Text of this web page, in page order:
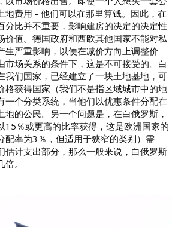
地费用 - 他们可以在那里算钱。因此，在
分比并不重要，影响建房的决定的决定性
价值。德国政府和西欧其他国家不能对私
生严重影响，以便在减价方向上调整价
市场关系的条件下，这是不可接受的。白
我们国家，已经建立了一块土地基地，可
格获得国家（我们不是指区域城市中的地
一个分类系统，当他们以优惠条件分配在
地的公民。另一个问题是，在白俄罗斯，
15％或更高的比率获得，这是欧洲国家的
配率为3％，但适用于狭窄的类别）需
估计支出部分，那么一般来说，白俄罗斯
。